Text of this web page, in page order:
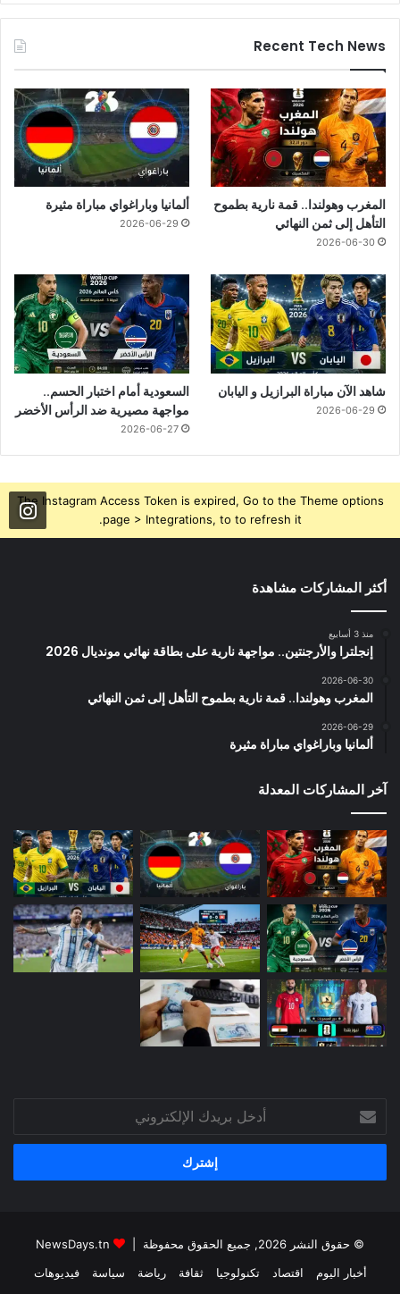
Recent Tech News
المغرب وهولندا.. قمة نارية بطموح
التأهل إلى ثمن النهائي
2026-06-30
ألمانيا وباراغواي مباراة مثيرة
2026-06-29
شاهد الآن مباراة البرازيل و اليابان
2026-06-29
السعودية أمام اختبار الحسم..
مواجهة مصيرية ضد الرأس الأخضر
2026-06-27
The Instagram Access Token is expired, Go to the Theme options
page > Integrations, to to refresh it.
أكثر المشاركات مشاهدة
منذ 3 أسابيع
إنجلترا والأرجنتين.. مواجهة نارية على بطاقة نهائي مونديال 2026
2026-06-30
المغرب وهولندا.. قمة نارية بطموح التأهل إلى ثمن النهائي
2026-06-29
ألمانيا وباراغواي مباراة مثيرة
آخر المشاركات المعدلة
بريدك
الإلكتروني
© حقوق النشر 2026, جميع الحقوق محفوظة |
أخبار اليوم
اقتصاد تكنولوجيا ثقافة رياضة سياسة فيديوهات